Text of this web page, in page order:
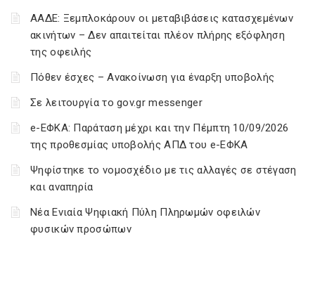
ΑΑΔΕ: Ξεμπλοκάρουν οι μεταβιβάσεις κατασχεμένων
ακινήτων – Δεν απαιτείται πλέον πλήρης εξόφληση
της οφειλής
Πόθεν έσχες – Ανακοίνωση για έναρξη υποβολής
Σε λειτουργία το gov.gr messenger
e-ΕΦΚΑ: Παράταση μέχρι και την Πέμπτη 10/09/2026
της προθεσμίας υποβολής ΑΠΔ του e-ΕΦΚΑ
Ψηφίστηκε το νομοσχέδιο με τις αλλαγές σε στέγαση
και αναπηρία
Νέα Ενιαία Ψηφιακή Πύλη Πληρωμών οφειλών
φυσικών προσώπων